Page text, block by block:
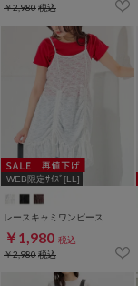
￥2,980税込
WEB限定ｻｲｽﾞ[LL]
レースキャミワンピース
￥1,980 税込
￥2,980税込